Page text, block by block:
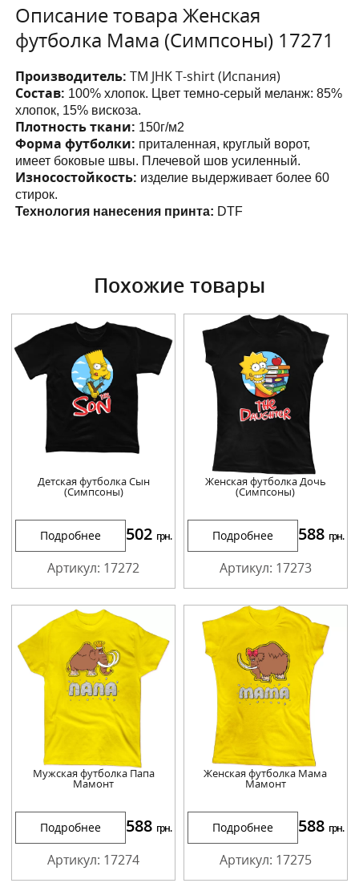
Описание товара Женская
футболка Мама (Симпсоны) 17271
Производитель:ТМ JHK T-shirt (Испания)
Состав: 100% хлопок. Цвет темно-серый меланж: 85%
хлопок, 15% вискоза.
Плотность ткани: 150г/м2
Форма футболки: приталенная, круглый ворот,
имеет боковые швы. Плечевой шов усиленный.
Износостойкость: изделие выдерживает более 60
стирок.
Технология нанесения принта: DTF
Похожие товары
Детская футболка Сын
(Симпсоны)
Подробнее 502 грн.
Артикул: 17272
Женская футболка Дочь
(Симпсоны)
Подробнее 588 грн.
Артикул: 17273
Мужская футболка Папа
Мамонт
Подробнее 588 грн.
Артикул: 17274
Женская футболка Мама
Мамонт
Подробнее 588 грн.
Артикул: 17275